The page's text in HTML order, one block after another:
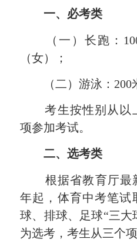
一、必考类
（一）长跑：
（女）；
（二）游泳：200
考生按性别从以
项参加考试。
二、选考类
根据省教育厅最
年起，体育中考笔试
球、排球、足球“三大
为选考，考生从三个